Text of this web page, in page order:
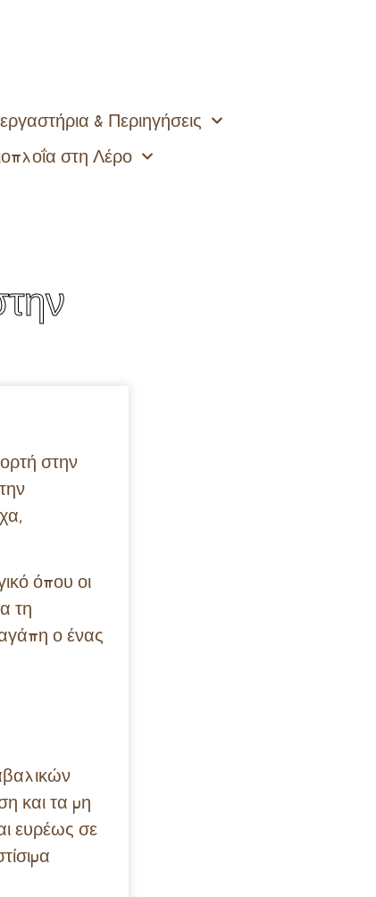
& Περιηγήσεις
στη Λέρο
στην
όπου οι
τη
ο ένας
και τα μη
ευρέως σε